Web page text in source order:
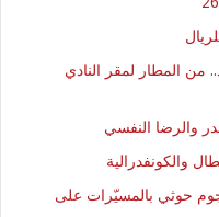
المطار لمقر النادي
والرضا النفسي
والكونفدرالية
هجوم حوثي بالمسيّرات على